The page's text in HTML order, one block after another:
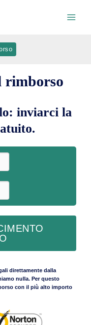
rimborso
inviarci la
direttamente dalla
nulla. Per questo
con il più alto importo